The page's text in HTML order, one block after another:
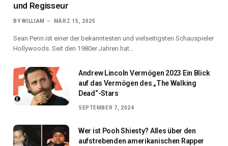
und Regisseur
BY WILLIAM MÄRZ 15, 2025
Sean Penn ist einer der bekanntesten und vielseitigsten Schauspieler
Hollywoods. Seit den 1980er Jahren hat…
Andrew Lincoln Vermögen 2023 Ein Blick
auf das Vermögen des „The Walking
Dead“-Stars
SEPTEMBER 7, 2024
Wer ist Pooh Shiesty? Alles über den
aufstrebenden amerikanischen Rapper